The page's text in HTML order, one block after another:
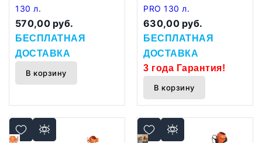
130 л.
570,00 руб.
БЕСПЛАТНАЯ
ДОСТАВКА
В корзину
PRO 130 л.
630,00 руб.
БЕСПЛАТНАЯ
ДОСТАВКА
3 года Гарантия!
В корзину